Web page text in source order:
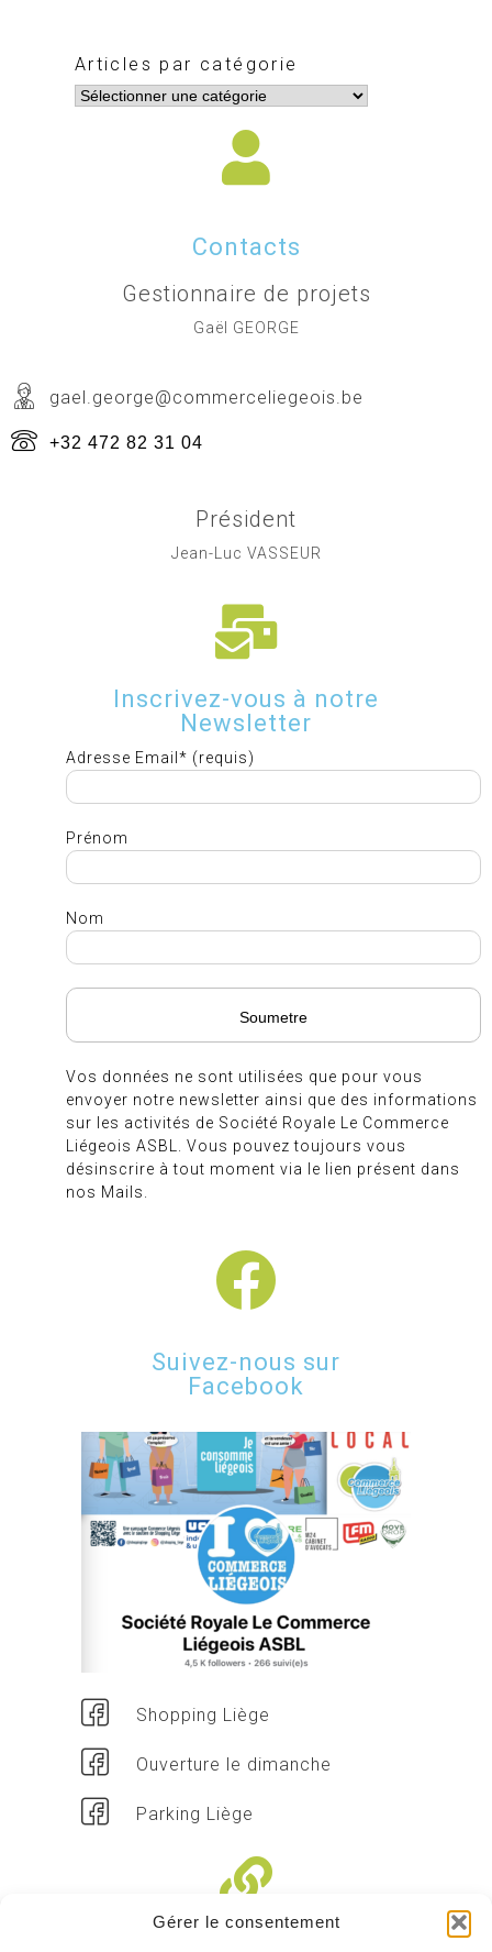
Gérer le consentement
Articles par catégorie
Contacts
Gestionnaire de projets
Gaël GEORGE
gael.george@commerceliegeois.be
+32 472 82 31 04
Président
Jean-Luc VASSEUR
Inscrivez-vous à notre
Newsletter
Adresse Email* (requis)
Prénom
Nom
Vos données ne sont utilisées que pour vous
envoyer notre newsletter ainsi que des informations
sur les activités de Société Royale Le Commerce
Liégeois ASBL. Vous pouvez toujours vous
désinscrire à tout moment via le lien présent dans
nos Mails.
Suivez-nous sur
Facebook
Shopping Liège
Ouverture le dimanche
Parking Liège